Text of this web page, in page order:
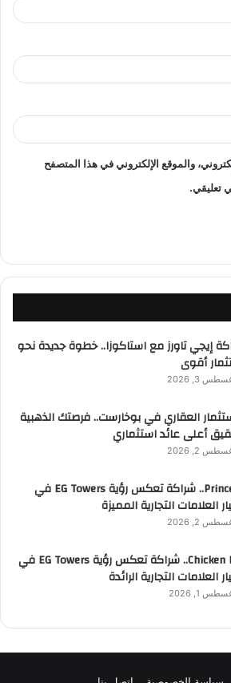
والموقع الإلكتروني في هذا المتصفح
تعليقي.
إيجي تاورز مع استاكوزا.. خطوة جديدة نحو
أقوى
3, 2026
العقاري في بوخارست.. فرصتك الذهبية
أعلى عائد استثماري
2, 2026
Princess.. شراكة تعكس رؤية EG Towers في
العلامات التجارية المميزة
2, 2026
Chicken Fila.. شراكة تعكس رؤية EG Towers في
العلامات التجارية الرائدة
1, 2026